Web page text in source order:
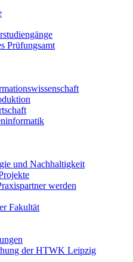
Prüfungsamt
und Nachhaltigkeit
werden
Fakultät
der HTWK Leipzig